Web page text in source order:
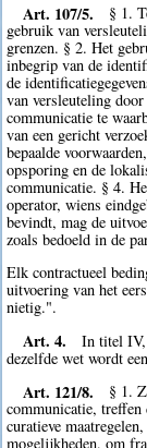
Art. 107/5.
§ 1.
gebruik van
grenzen. § 2. Het
inbegrip van de
de
van versleuteling
communicatie te
van een gericht
bepaalde
opsporing en de
communicatie. § 4.
operator, wiens
bevindt, mag de
zoals bedoeld in de
Elk contractueel
uitvoering van het
nietig.".
Art. 4.
In titel
dezelfde wet wordt
Art. 121/8.
§ 1.
communicatie, treffen
curatieve
mogelijkheden, om